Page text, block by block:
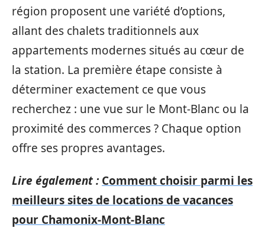
région proposent une variété d’options,
allant des chalets traditionnels aux
appartements modernes situés au cœur de
la station. La première étape consiste à
déterminer exactement ce que vous
recherchez : une vue sur le Mont-Blanc ou la
proximité des commerces ? Chaque option
offre ses propres avantages.
Lire également : Comment choisir parmi les
meilleurs sites de locations de vacances
pour Chamonix-Mont-Blanc